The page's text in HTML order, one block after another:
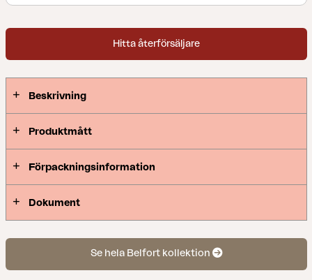
Hitta återförsäljare
Beskrivning
Produktmått
Förpackningsinformation
Dokument
Se hela Belfort kollektion